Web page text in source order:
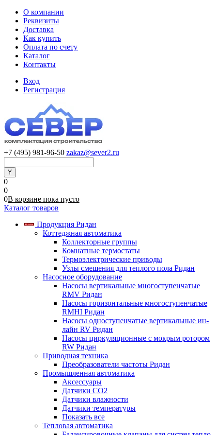
О компании
Реквизиты
Доставка
Как купить
Оплата по счету
Каталог
Контакты
Вход
Регистрация
+7 (495) 981-96-50 zakaz@sever2.ru
0
0
0В корзине пока пусто
Каталог товаров
Продукция Ридан
Коттеджная автоматика
Коллекторные группы
Комнатные термостаты
Термоэлектрические приводы
Узлы смешения для теплого пола Ридан
Насосное оборудование
Насосы вертикальные многоступенчатые
RMV Ридан
Насосы горизонтальные многоступенчатые
RMHI Ридан
Насосы одноступенчатые вертикальные ин-
лайн RV Ридан
Насосы циркуляционные с мокрым ротором
RW Ридан
Приводная техника
Преобразователи частоты Ридан
Промышленная автоматика
Аксессуары
Датчики CO2
Датчики влажности
Датчики температуры
Показать все
Тепловая автоматика